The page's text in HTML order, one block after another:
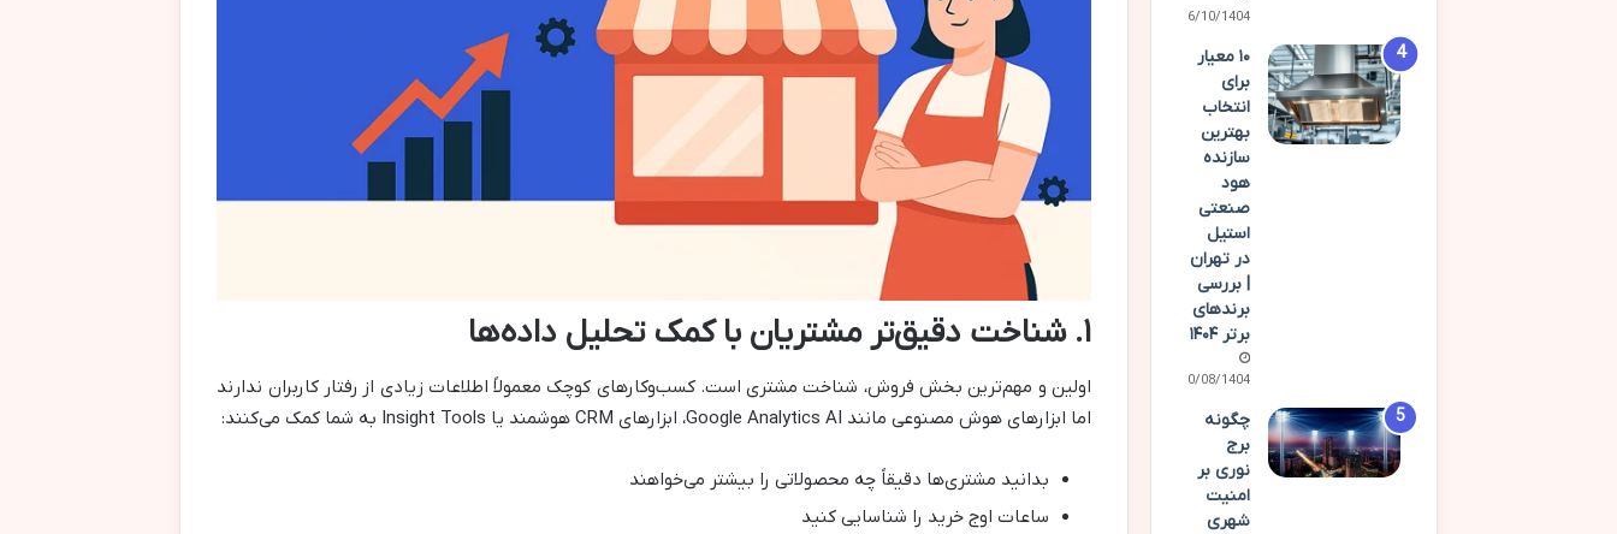
۱. شناخت دقیق‌تر مشتریان با کمک تحلیل داده‌ها
اولین و مهم‌ترین بخش فروش، شناخت مشتری است. کسب‌وکارهای کوچک معمولاً اطلاعات زیادی از رفتار کاربران ندارند
اما ابزارهای هوش مصنوعی مانند Google Analytics AI، ابزارهای CRM هوشمند یا Insight Tools به شما کمک می‌کنند:
بدانید مشتری‌ها دقیقاً چه محصولاتی را بیشتر می‌خواهند
ساعات اوج خرید را شناسایی کنید
06/10/1404
۱۰ معیار
برای
انتخاب
بهترین
سازنده
هود
صنعتی
استیل
در تهران
| بررسی
برندهای
برتر ۱۴۰۴
20/08/1404
چگونه
برج
نوری بر
امنیت
شهری